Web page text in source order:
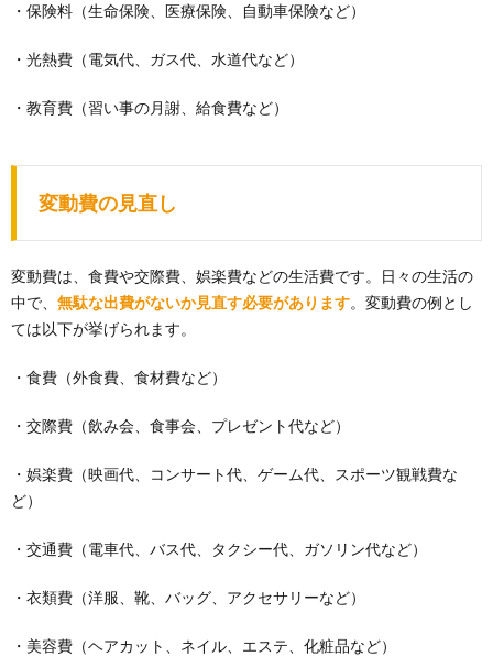
・保険料（生命保険、医療保険、自動車保険など）
・光熱費（電気代、ガス代、水道代など）
・教育費（習い事の月謝、給食費など）
変動費の見直し
変動費は、食費や交際費、娯楽費などの生活費です。日々の生活の
中で、 無駄な出費がないか見直す必要があります。変動費の例とし
ては以下が挙げられます。
・食費（外食費、食材費など）
・交際費（飲み会、食事会、プレゼント代など）
・娯楽費（映画代、コンサート代、ゲーム代、スポーツ観戦費な
ど）
・交通費（電車代、バス代、タクシー代、ガソリン代など）
・衣類費（洋服、靴、バッグ、アクセサリーなど）
・美容費（ヘアカット、ネイル、エステ、化粧品など）